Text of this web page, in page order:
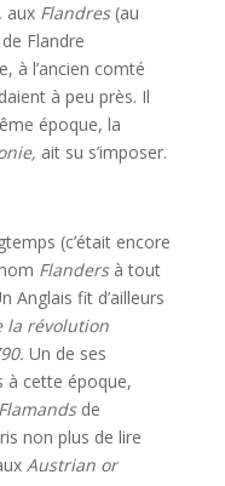
aux Flandres (au
Flandre
à l’ancien comté
à peu près. Il
époque, la
ait su s’imposer.
(c’était encore
Flanders à tout
Anglais fit d’ailleurs
la révolution
Un de ses
à cette époque,
Flamands de
non plus de lire
Austrian or